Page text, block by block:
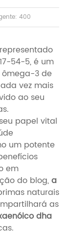
400
54-5, é um
3 de
vez mais
ao seu
papel vital
um potente
em
do blog,a
naturais
as
dha